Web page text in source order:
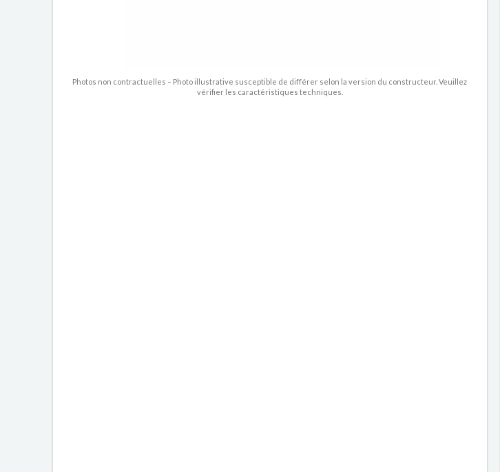
Photos non contractuelles – Photo illustrative susceptible de différer selon la version du constructeur. Veuillez
vérifier les caractéristiques techniques.